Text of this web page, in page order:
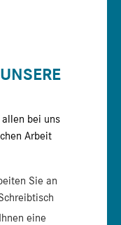
bei uns
Arbeit
Sie an
eine